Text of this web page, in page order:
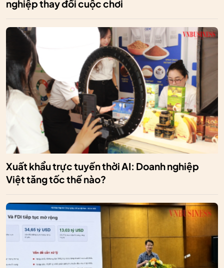
nghiệp thay đổi cuộc chơi
Xuất khẩu trực tuyến thời AI: Doanh nghiệp
Việt tăng tốc thế nào?